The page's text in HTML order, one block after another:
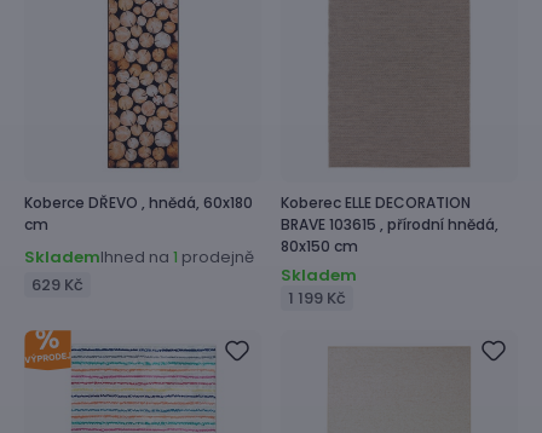
Koberce DŘEVO , hnědá, 60x180
cm
SklademIhned na 1 prodejně
629 Kč
KoberecELLE DECORATION
BRAVE 103615 , přírodní hnědá,
80x150 cm
Skladem
1 199 Kč